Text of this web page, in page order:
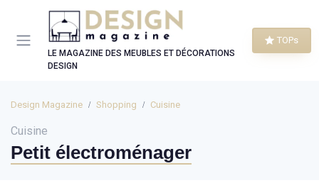
LE MAGAZINE DES MEUBLES ET DÉCORATIONS
DESIGN
TOPs
Design Magazine Shopping Cuisine
Cuisine
Petit électroménager
Panneau de gestion des cookies